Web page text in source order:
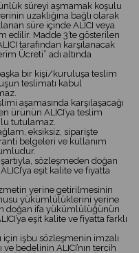
süreyi aşmamak koşulu
uzaklığına bağlı olarak
süre içinde ALICI veya
Madde 3’te gösterilen
tarafından karşılanacak
Ücreti” adı altında
bir kişi/kuruluşa teslim
teslimatı kabul
aşamasında karşılaşacağı
ürünün ALICI’ya teslim
tutulamaz.
eksiksiz, siparişte
belgeleri ve kullanım
sözleşmeden doğan
eşit kalite ve fiyatta
yerine getirilmesinin
yükümlülüklerini yerine
doğan ifa yükümlülüğünün
eşit kalite ve fiyatta farklı
işbu sözleşmenin imzalı
ve bedelinin ALICI’nın tercih